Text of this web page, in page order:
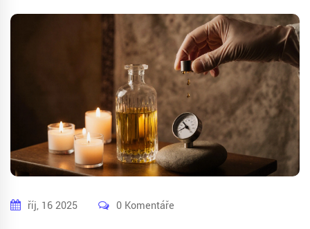
říj, 16 2025 0 Komentáře